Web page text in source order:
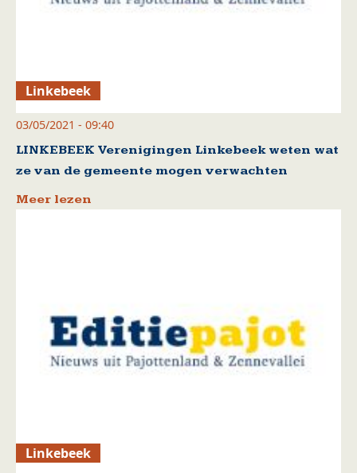
Linkebeek
03/05/2021 - 09:40
LINKEBEEK Verenigingen Linkebeek weten wat
ze van de gemeente mogen verwachten
Meer lezen
Linkebeek